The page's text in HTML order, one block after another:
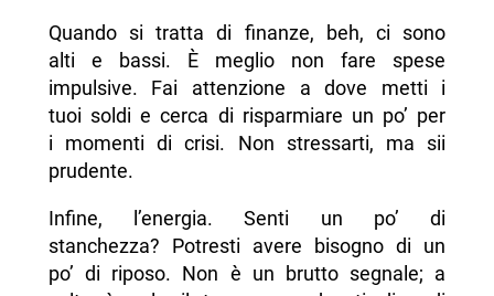
Quando si tratta di finanze, beh, ci sono
alti e bassi. È meglio non fare spese
impulsive. Fai attenzione a dove metti i
tuoi soldi e cerca di risparmiare un po’ per
i momenti di crisi. Non stressarti, ma sii
prudente.
Infine, l’energia. Senti un po’ di
stanchezza? Potresti avere bisogno di un
po’ di riposo. Non è un brutto segnale; a